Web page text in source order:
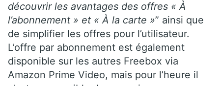
découvrir les avantages des offres « À
l’abonnement » et « À la carte »” ainsi que
de simplifier les offres pour l’utilisateur.
L’offre par abonnement est également
disponible sur les autres Freebox via
Amazon Prime Video, mais pour l’heure il